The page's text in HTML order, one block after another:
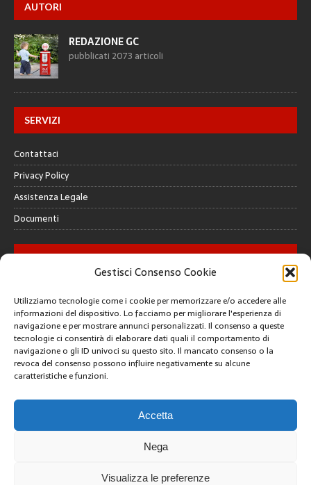
Gestisci Consenso Cookie
Utilizziamo tecnologie come i cookie per memorizzare e/o accedere alle
informazioni del dispositivo. Lo facciamo per migliorare l'esperienza di
navigazione e per mostrare annunci personalizzati. Il consenso a queste
tecnologie ci consentirà di elaborare dati quali il comportamento di
navigazione o gli ID univoci su questo sito. Il mancato consenso o la
revoca del consenso possono influire negativamente su alcune
caratteristiche e funzioni.
Accetta
Nega
Visualizza le preferenze
AUTORI
REDAZIONE GC
pubblicati 2073 articoli
SERVIZI
Contattaci
Privacy Policy
Assistenza Legale
Documenti
GALLERY
CREATIVE COMMONS
Questa opera è concessa in licenza con i termini